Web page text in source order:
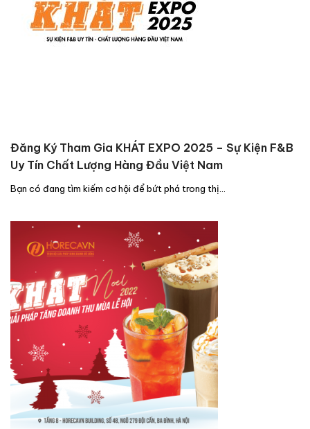
Đăng Ký Tham Gia KHÁT EXPO 2025 – Sự Kiện F&B
Uy Tín Chất Lượng Hàng Đầu Việt Nam
Bạn có đang tìm kiếm cơ hội để bứt phá trong thị…